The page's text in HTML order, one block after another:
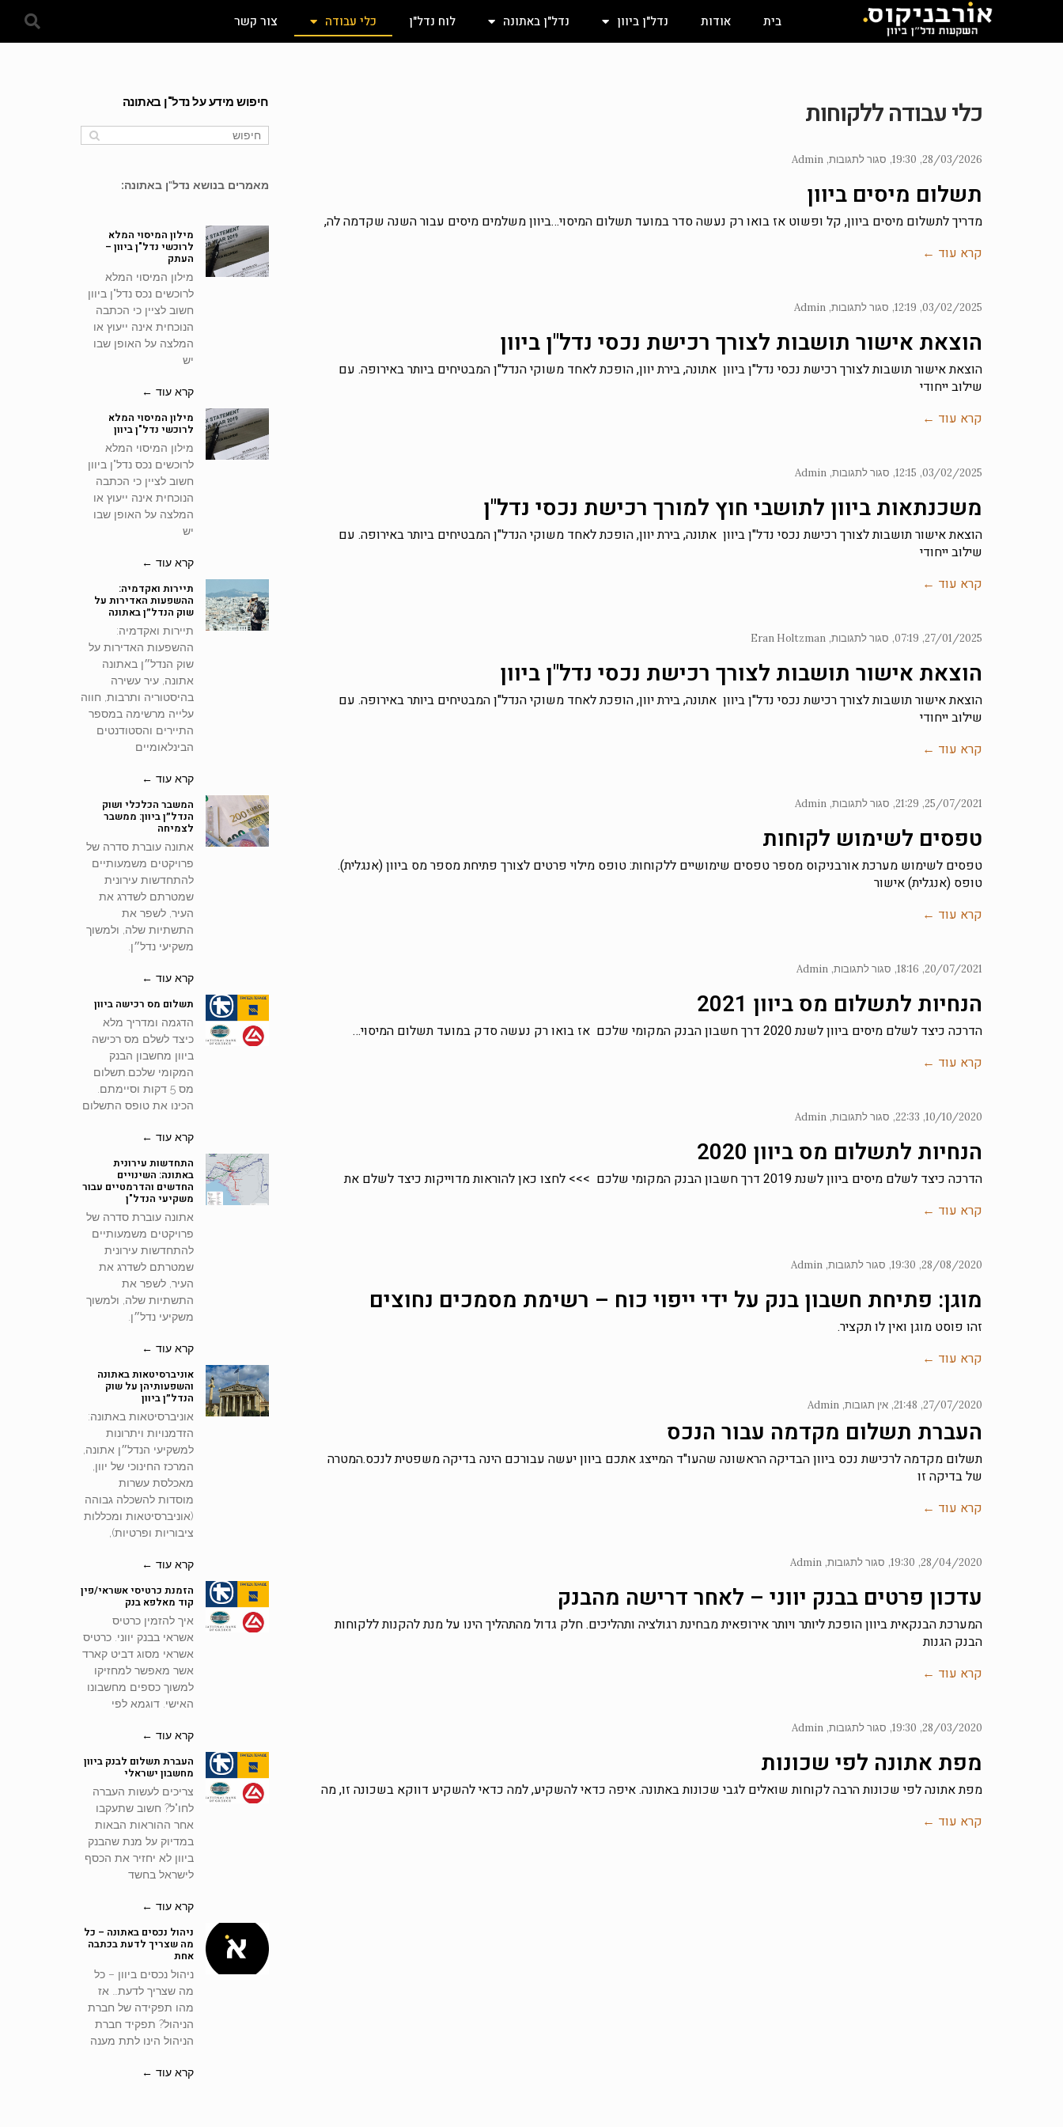
בית אודות נדל"ן ביוון נדל"ן באתונה לוח נדל"ן כלי עבודה צור קשר
כלי עבודה ללקוחות
28/03/2026
19:30 סגור לתגובות Admin
תשלום מיסים ביוון
מדריך לתשלום מיסים ביוון, קל ופשוט אז בואו רק נעשה סדר במועד תשלום המיסוי…ביוון משלמים מיסים עבור השנה שקדמה לה,
קרא עוד ←
03/02/2025
12:19 סגור לתגובות Admin
הוצאת אישור תושבות לצורך רכישת נכסי נדל"ן ביוון
הוצאת אישור תושבות לצורך רכישת נכסי נדל"ן ביוון אתונה, בירת יוון, הופכת לאחד משוקי הנדל"ן המבטיחים ביותר באירופה. עם
שילוב ייחודי
קרא עוד ←
03/02/2025
12:15 סגור לתגובות Admin
משכנתאות ביוון לתושבי חוץ למורך רכישת נכסי נדל"ן
הוצאת אישור תושבות לצורך רכישת נכסי נדל"ן ביוון אתונה, בירת יוון, הופכת לאחד משוקי הנדל"ן המבטיחים ביותר באירופה. עם
שילוב ייחודי
קרא עוד ←
27/01/2025
07:19 סגור לתגובות Eran Holtzman
הוצאת אישור תושבות לצורך רכישת נכסי נדל"ן ביוון
הוצאת אישור תושבות לצורך רכישת נכסי נדל"ן ביוון אתונה, בירת יוון, הופכת לאחד משוקי הנדל"ן המבטיחים ביותר באירופה. עם
שילוב ייחודי
קרא עוד ←
25/07/2021
21:29 סגור לתגובות Admin
טפסים לשימוש לקוחות
טפסים לשימוש מערכת אורבניקוס מספר טפסים שימושיים ללקוחות: טופס מילוי פרטים לצורך פתיחת מספר מס ביוון (אנגלית).
טופס (אנגלית) אישור
קרא עוד ←
20/07/2021
18:16 סגור לתגובות Admin
הנחיות לתשלום מס ביוון 2021
הדרכה כיצד לשלם מיסים ביוון לשנת 2020 דרך חשבון הבנק המקומי שלכם אז בואו רק נעשה סדק במועד תשלום המיסוי…
קרא עוד ←
10/10/2020
22:33 סגור לתגובות Admin
הנחיות לתשלום מס ביוון 2020
הדרכה כיצד לשלם מיסים ביוון לשנת 2019 דרך חשבון הבנק המקומי שלכם >>> לחצו כאן להוראות מדוייקות כיצד לשלם את
קרא עוד ←
28/08/2020
19:30 סגור לתגובות Admin
מוגן: פתיחת חשבון בנק על ידי ייפוי כוח – רשימת מסמכים נחוצים
זהו פוסט מוגן ואין לו תקציר.
קרא עוד ←
27/07/2020
21:48 אין תגובות Admin
העברת תשלום מקדמה עבור הנכס
תשלום מקדמה לרכישת נכס ביוון הבדיקה הראשונה שהעו"ד המייצג אתכם ביוון יעשה עבורכם הינה בדיקה משפטית לנכס.המטרה
של בדיקה זו
קרא עוד ←
28/04/2020
19:30 סגור לתגובות Admin
עדכון פרטים בבנק יווני – לאחר דרישה מהבנק
המערכת הבנקאית ביוון הופכת ליותר ויותר אירופאית מבחינת רגולציה ותהליכים. חלק גדול מהתהליך הינו על מנת להקנות ללקוחות
הבנק הגנות
קרא עוד ←
28/03/2020
19:30 סגור לתגובות Admin
מפת אתונה לפי שכונות
מפת אתונה לפי שכונות הרבה לקוחות שואלים לגבי שכונות באתונה. איפה כדאי להשקיע, למה כדאי להשקיע דווקא בשכונה זו, מה
קרא עוד ←
חיפוש מידע על נדל"ן באתונה
מאמרים בנושא נדל"ן באתונה:
מילון המיסוי המלא
לרוכשי נדל"ן ביוון –
העתק
מילון המיסוי המלא
לרוכשים נכס נדל"ן ביוון
חשוב לציין כי הכתבה
הנוכחית אינה ייעוץ או
המלצה על האופן שבו
יש
קרא עוד ←
מילון המיסוי המלא
לרוכשי נדל"ן ביוון
מילון המיסוי המלא
לרוכשים נכס נדל"ן ביוון
חשוב לציין כי הכתבה
הנוכחית אינה ייעוץ או
המלצה על האופן שבו
יש
קרא עוד ←
תיירות ואקדמיה:
ההשפעות האדירות על
שוק הנדל״ן באתונה
תיירות ואקדמיה:
ההשפעות האדירות על
שוק הנדל״ן באתונה
אתונה, עיר עשירה
בהיסטוריה ותרבות, חווה
עלייה מרשימה במספר
התיירים והסטודנטים
הבינלאומיים
קרא עוד ←
המשבר הכלכלי ושוק
הנדל״ן ביוון: ממשבר
לצמיחה
אתונה עוברת סדרה של
פרויקטים משמעותיים
להתחדשות עירונית
שמטרתם לשדרג את
העיר, לשפר את
התשתיות שלה, ולמשוך
משקיעי נדל״ן.
קרא עוד ←
תשלום מס רכישה ביוון
הדגמה ומדריך מלא
כיצד לשלם מס רכישה
ביוון מחשבון הבנק
המקומי שלכם.תשלום
מס 5 דקות וסיימתם.
הכינו את טופס התשלום
קרא עוד ←
התחדשות עירונית
באתונה: השינויים
החדשים והדרמטיים עבור
משקיעי הנדל"ן
אתונה עוברת סדרה של
פרויקטים משמעותיים
להתחדשות עירונית
שמטרתם לשדרג את
העיר, לשפר את
התשתיות שלה, ולמשוך
משקיעי נדל״ן.
קרא עוד ←
אוניברסיטאות באתונה
והשפעותיהן על שוק
הנדל״ן ביוון
אוניברסיטאות באתונה:
הזדמנויות ויתרונות
למשקיעי הנדל״ן אתונה,
המרכז החינוכי של יוון,
מאכלסת עשרות
מוסדות להשכלה גבוהה
(אוניברסיטאות ומכללות
ציבוריות ופרטיות),
קרא עוד ←
הזמנת כרטיסי אשראי/פין
קוד מאלפא בנק
איך להזמין כרטיס
אשראי בבנק יווני. כרטיס
אשראי מסוג דביט קארד
אשר מאפשר למחזיקו
למשוך כספים מחשבונו
האישי. דוגמא לפי
קרא עוד ←
העברת תשלום לבנק ביוון
מחשבון ישראלי
צריכים לעשות העברה
לחו"ל? חשוב שתעקבו
אחר ההוראות הבאות
במדיוק על מנת שהבנק
ביוון לא יחזיר את הכסף
לישראל בחשד
קרא עוד ←
ניהול נכסים באתונה – כל
מה שצריך לדעת בכתבה
אחת
ניהול נכסים ביוון – כל
מה שצריך לדעת… אז
מהו תפקידה של חברת
הניהול? תפקיד חברת
הניהול הינו לתת מענה
קרא עוד ←